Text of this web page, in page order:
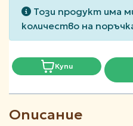
Този продукт има
количество на
Купи
Описание